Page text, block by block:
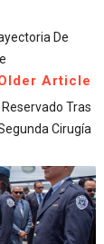
De
Article
Tras
Cirugía